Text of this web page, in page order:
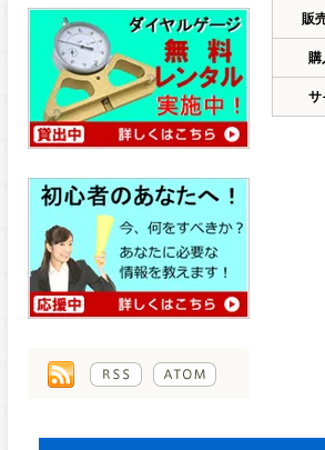
販
購
サ